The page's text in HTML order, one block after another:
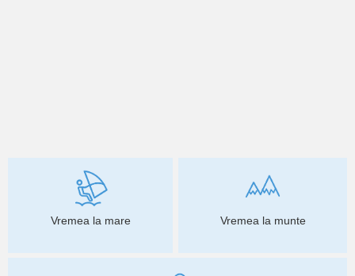
Vremea la mare Vremea la munte